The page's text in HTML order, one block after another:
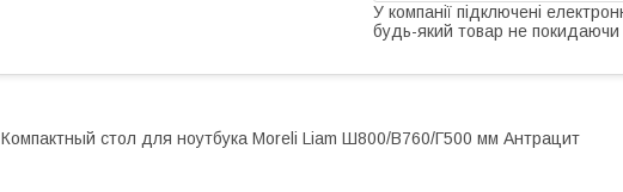
У компанії підключені
будь-який товар не покидаючи
Компактный стол для ноутбука Moreli Liam Ш800/В760/Г500 мм Антрацит